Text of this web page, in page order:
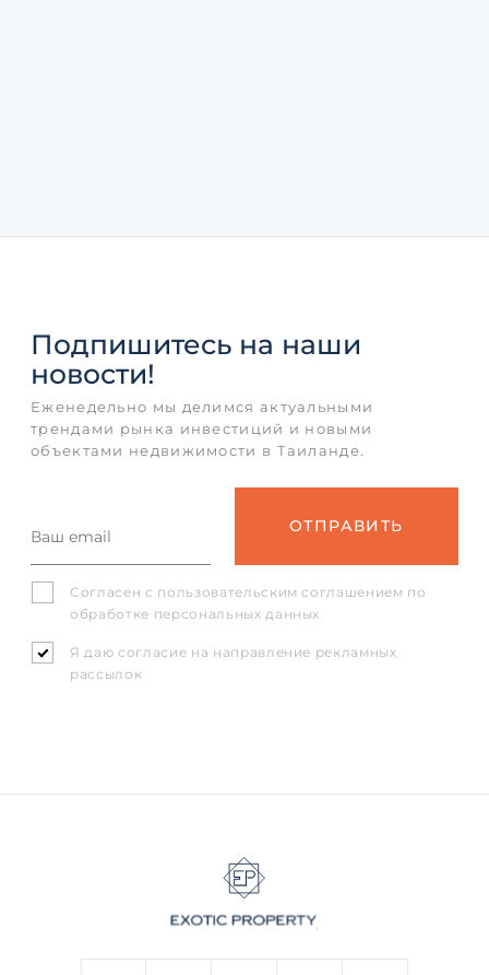
Подпишитесь на наши
новости!
Еженедельно мы делимся актуальными
трендами рынка инвестиций и новыми
объектами недвижимости в Таиланде.
Согласен с пользовательским соглашением по
обработке персональных данных
Я даю согласие на направление рекламных
рассылок